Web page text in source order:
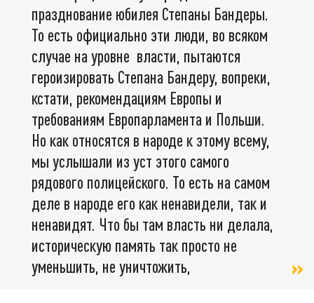
празднование юбилея Степаны Бандеры.
То есть официально эти люди, во всяком
случае на уровне власти, пытаются
героизировать Степана Бандеру, вопреки,
кстати, рекомендациям Европы и
требованиям Европарламента и Польши.
Но как относятся в народе к этому всему,
мы услышали из уст этого самого
рядового полицейского. То есть на самом
деле в народе его как ненавидели, так и
ненавидят. Что бы там власть ни делала,
историческую память так просто не
уменьшить, не уничтожить,